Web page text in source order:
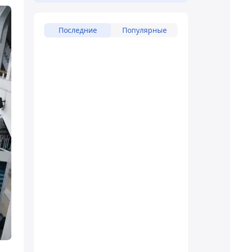
Последние Популярные